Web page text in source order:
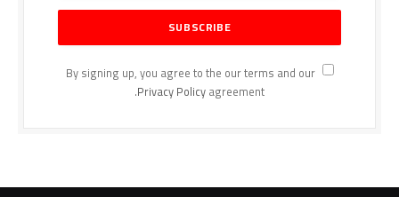
By signing up, you agree to the our terms and our
Privacy Policyagreement.